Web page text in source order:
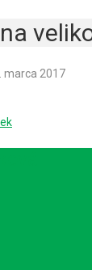
marca 2017